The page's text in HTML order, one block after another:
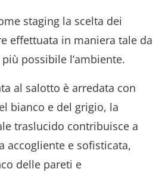
staging la scelta dei
effettuata in maniera tale da
possibile l’ambiente.
al salotto è arredata con
bianco e del grigio, la
traslucido contribuisce a
accogliente e sofisticata,
delle pareti e